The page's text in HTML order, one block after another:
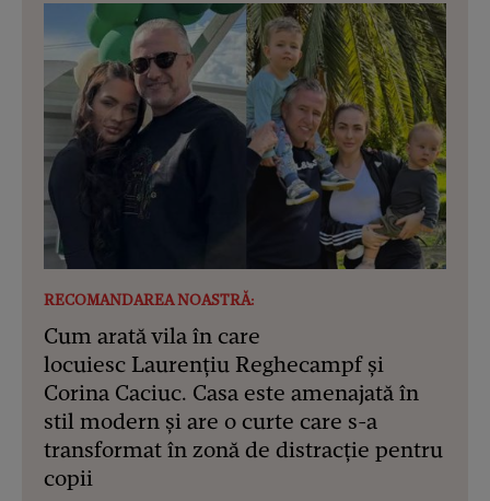
RECOMANDAREA NOASTRĂ:
Cum arată vila în care
locuiesc Laurențiu Reghecampf și
Corina Caciuc. Casa este amenajată în
stil modern și are o curte care s-a
transformat în zonă de distracție pentru
copii